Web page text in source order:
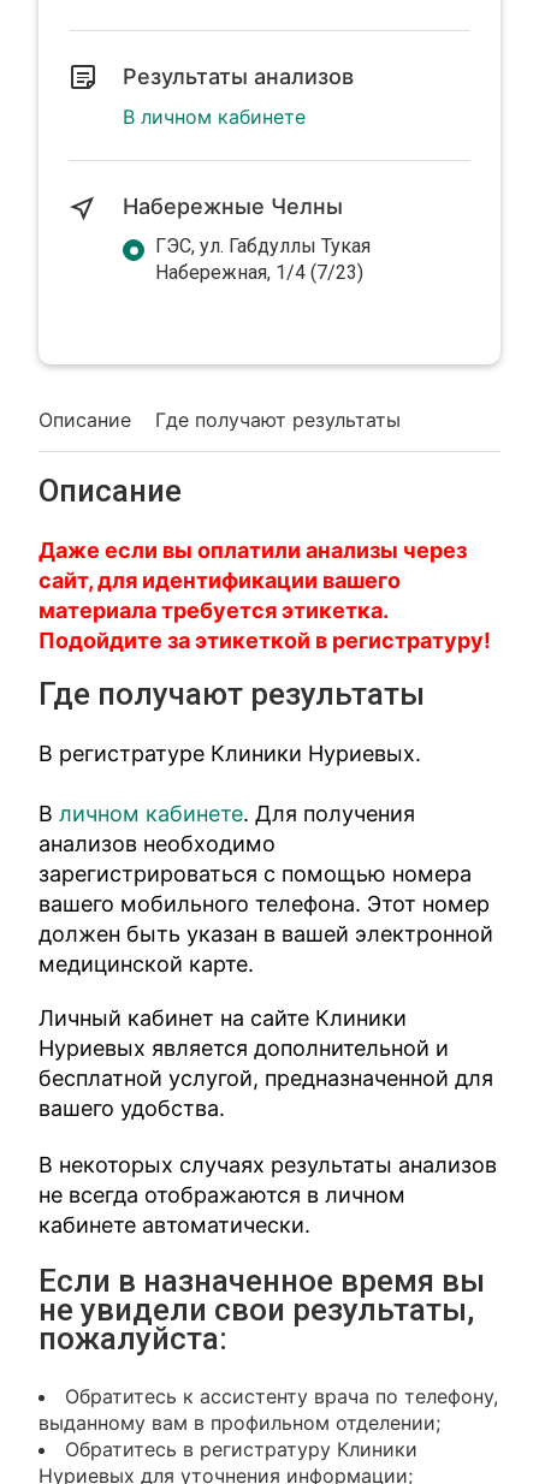
Описание Где получают результаты
Описание
Даже если вы оплатили анализы через
сайт, для идентификации вашего
материала требуется этикетка.
Подойдите за этикеткой в регистратуру!
Где получают результаты
В регистратуре Клиники Нуриевых.
Вличном кабинете. Для получения
анализов необходимо
зарегистрироваться с помощью номера
вашего мобильного телефона. Этот номер
должен быть указан в вашей электронной
медицинской карте.
Личный кабинет на сайте Клиники
Нуриевых является дополнительной и
бесплатной услугой, предназначенной для
вашего удобства.
В некоторых случаях результаты анализов
не всегда отображаются в личном
кабинете автоматически.
Если в назначенное время вы
не увидели свои результаты,
пожалуйста:
Обратитесь к ассистенту врача по телефону,
выданному вам в профильном отделении;
Обратитесь в регистратуру Клиники
Нуриевых для уточнения информации;
Результаты анализов
В личном кабинете
Набережные Челны
ГЭС, ул. Габдуллы Тукая
Набережная, 1/4 (7/23)